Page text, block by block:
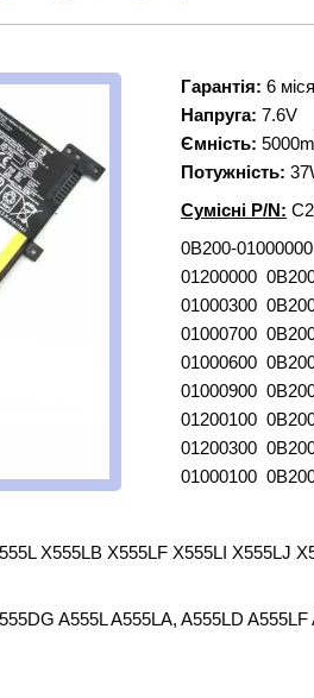
Гарантія: 6
Напруга: 7.6V
Ємність:
Потужність:
Сумісні P/N:
0B200-
01200000
01000300
01000700
01000600
01000900
01200100
01200300
01000100
X555LB X555LF X555LI X555LJ
A555L A555LA, A555LD